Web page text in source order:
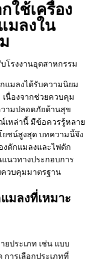
ใช้เครื่อง
มลงใน
แมลงได้รับความนิยม
นื่องจากช่วยควบคุม
ามปลอดภัยด้านสุข
เหล่านี้ มีข้อควรรู้หลาย
ยชน์สูงสุด บทความนี้จึง
งดักแมลงและไฟดัก
แนวทางประกอบการ
ควบคุมมาตรฐาน
แมลงที่เหมาะ
ประเภท เช่น แบบ
ารเลือกประเภทที่